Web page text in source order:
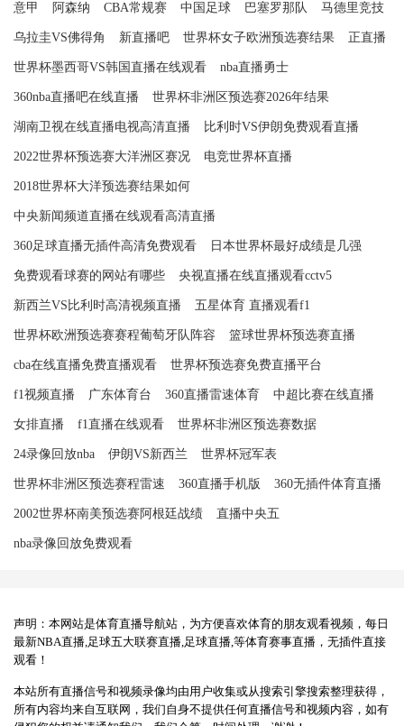
意甲 阿森纳 CBA常规赛 中国足球 巴塞罗那队 马德里竞技
乌拉圭VS佛得角 新直播吧 世界杯女子欧洲预选赛结果 正直播
世界杯墨西哥VS韩国直播在线观看 nba直播勇士
360nba直播吧在线直播 世界杯非洲区预选赛2026年结果
湖南卫视在线直播电视高清直播 比利时VS伊朗免费观看直播
2022世界杯预选赛大洋洲区赛况 ‌电竞世界杯直播
2018世界杯大洋预选赛结果如何
中央新闻频道直播在线观看高清直播
360足球直播无插件高清免费观看 日本世界杯最好成绩是几强
免费观看球赛的网站有哪些 央视直播在线直播观看cctv5
新西兰VS比利时高清视频直播 五星体育 直播观看f1
世界杯欧洲预选赛赛程葡萄牙队阵容 篮球世界杯预选赛直播
cba在线直播免费直播观看 世界杯预选赛免费直播平台
f1视频直播 广东体育台 360直播雷速体育 中超比赛在线直播
女排直播 f1直播在线观看 世界杯非洲区预选赛数据
24录像回放nba 伊朗VS新西兰 世界杯冠军表
世界杯非洲区预选赛程雷速 360直播手机版 360无插件体育直播
2002世界杯南美预选赛阿根廷战绩 直播中央五
nba录像回放免费观看
声明：本网站是体育直播导航站，为方便喜欢体育的朋友观看视频，每日
最新NBA直播,足球五大联赛直播,足球直播,等体育赛事直播，无插件直接
观看！
本站所有直播信号和视频录像均由用户收集或从搜索引擎搜索整理获得，
所有内容均来自互联网，我们自身不提供任何直播信号和视频内容，如有